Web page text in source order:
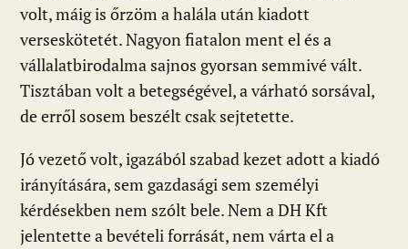
volt, máig is őrzöm a halála után kiadott
verseskötetét. Nagyon fiatalon ment el és a
vállalatbirodalma sajnos gyorsan semmivé vált.
Tisztában volt a betegségével, a várható sorsával,
de erről sosem beszélt csak sejtetette.
Jó vezető volt, igazából szabad kezet adott a kiadó
irányítására, sem gazdasági sem személyi
kérdésekben nem szólt bele. Nem a DH Kft
jelentette a bevételi forrását, nem várta el a